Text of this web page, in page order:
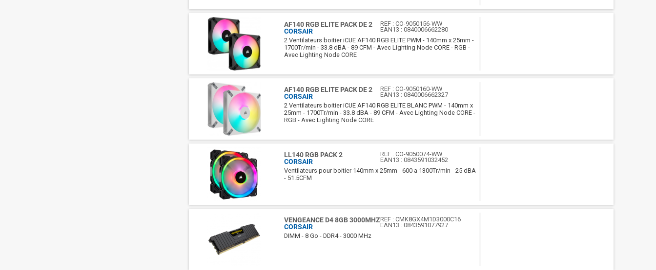
AF140 RGB ELITE PACK DE 2
CORSAIR
REF :CO-9050156-WW
EAN13 :0840006662280
2 Ventilateurs boitier iCUE AF140 RGB ELITE PWM - 140mm x 25mm -
1700Tr/min - 33.8 dBA - 89 CFM - Avec Lighting Node CORE - RGB -
Avec Lighting Node CORE
AF140 RGB ELITE PACK DE 2
CORSAIR
REF :CO-9050160-WW
EAN13 :0840006662327
2 Ventilateurs boitier iCUE AF140 RGB ELITE BLANC PWM - 140mm x
25mm - 1700Tr/min - 33.8 dBA - 89 CFM - Avec Lighting Node CORE -
RGB - Avec Lighting Node CORE
LL140 RGB PACK 2
CORSAIR
REF :CO-9050074-WW
EAN13 :0843591032452
Ventilateurs pour boitier 140mm x 25mm - 600 a 1300Tr/min - 25 dBA
- 51.5CFM
VENGEANCE D4 8GB 3000MHZ
CORSAIR
REF :CMK8GX4M1D3000C16
EAN13 :0843591077927
DIMM - 8 Go - DDR4 - 3000 MHz